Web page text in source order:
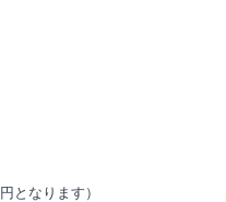
円となります）